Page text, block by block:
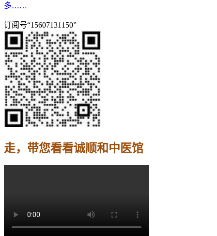
多……
订阅号“15607131150”
走，带您看看诚顺和中医馆